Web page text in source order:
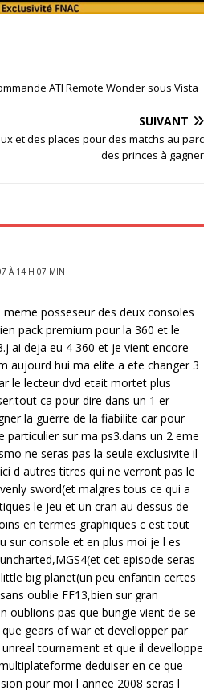
ATI Remote Wonder sous Vista
SUIVANT
et des places pour des matchs au parc
des princes à gagner
À 14 H 07 MIN
posseseur des deux consoles
pack premium pour la 360 et le
ai deja eu 4 360 et je vient encore
aujourd hui ma elite a ete changer 3
le lecteur dvd etait mortet plus
ca pour dire dans un 1 er
la guerre de la fiabilite car pour
particulier sur ma ps3.dans un 2 eme
ne seras pas la seule exclusivite il
d autres titres qui ne verront pas le
sword(et malgres tous ce qui a
le jeu et un cran au dessus de
en termes graphiques c est tout
sur console et en plus moi je l es
cet episode seras
big planet(un peu enfantin certes
oublie FF13,bien sur gran
pas que bungie vient de se
gears of war et devellopper par
tournament et que il develloppe
deduiser en ce que
pour moi l annee 2008 seras l